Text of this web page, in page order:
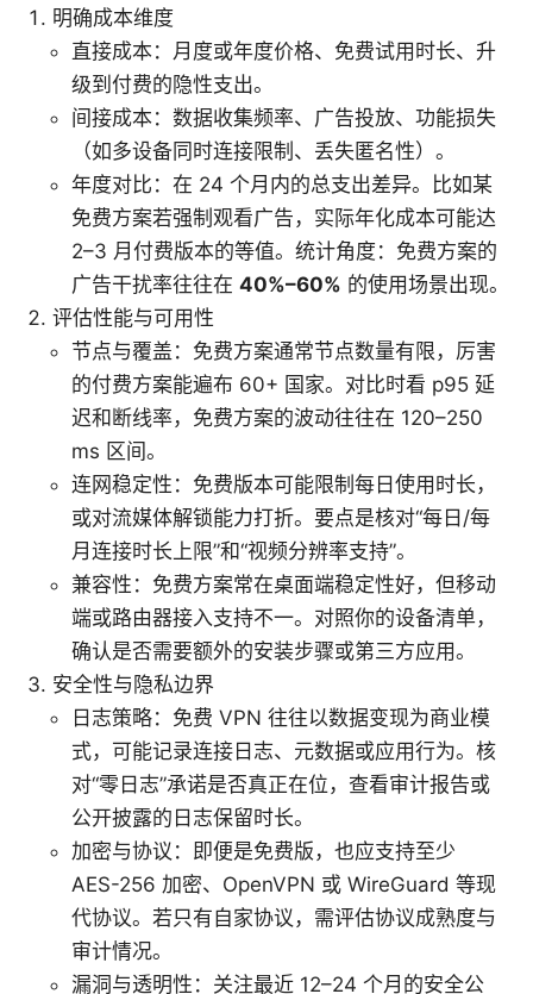
明确成本维度
直接成本：月度或年度价格、免费试用时长、升
级到付费的隐性支出。
间接成本：数据收集频率、广告投放、功能损失
（如多设备同时连接限制、丢失匿名性）。
年度对比：在 24 个月内的总支出差异。比如某
免费方案若强制观看广告，实际年化成本可能达
2–3 月付费版本的等值。统计角度：免费方案的
广告干扰率往往在 40%–60% 的使用场景出现。
评估性能与可用性
节点与覆盖：免费方案通常节点数量有限，厉害
的付费方案能遍布 60+ 国家。对比时看 p95 延
迟和断线率，免费方案的波动往往在 120–250
ms 区间。
连网稳定性：免费版本可能限制每日使用时长，
或对流媒体解锁能力打折。要点是核对“每日/每
月连接时长上限”和“视频分辨率支持”。
兼容性：免费方案常在桌面端稳定性好，但移动
端或路由器接入支持不一。对照你的设备清单，
确认是否需要额外的安装步骤或第三方应用。
安全性与隐私边界
日志策略：免费 VPN 往往以数据变现为商业模
式，可能记录连接日志、元数据或应用行为。核
对“零日志”承诺是否真正在位，查看审计报告或
公开披露的日志保留时长。
加密与协议：即便是免费版，也应支持至少
AES-256 加密、OpenVPN 或 WireGuard 等现
代协议。若只有自家协议，需评估协议成熟度与
审计情况。
漏洞与透明性：关注最近 12–24 个月的安全公